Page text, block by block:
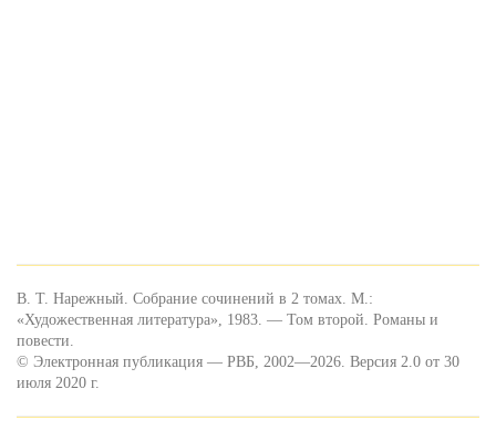
В. Т. Нарежный. Собрание сочинений в 2 томах. М.:
«Художественная литература», 1983. — Том второй. Романы и
повести.
© Электронная публикация — РВБ, 2002—2026. Версия 2.0 от 30
июля 2020 г.